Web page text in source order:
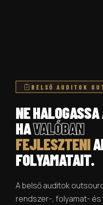
BELSŐ AUDITOK
NE
HAVALÓBAN
FEJLESZTENI
FOLYAMATAIT.
A belső auditok
rendszer-, folyamat-